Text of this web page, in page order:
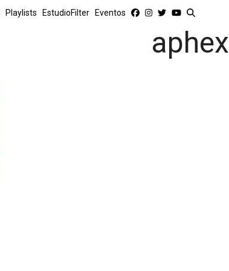
Playlists EstudioFilter Eventos
aphex